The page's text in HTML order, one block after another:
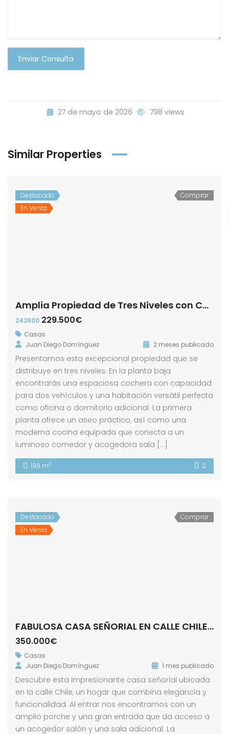
Enviar Consulta
27 de mayo de 2026 798 views
Similar Properties
Destacado
En Venta
Comprar
Amplia Propiedad de Tres Niveles con Cochera y Patio en calle Luis Daoiz!
242800 229.500€
Casas
Juan Diego Domínguez
2 meses publicado
Presentamos esta excepcional propiedad que se
distribuye en tres niveles. En la planta baja
encontrarás una espaciosa cochera con capacidad
para dos vehículos y una habitación versátil perfecta
como oficina o dormitorio adicional. La primera
planta ofrece un aseo práctico, así como una
moderna cocina equipada que conecta a un
luminoso comedor y acogedora sala […]
199 m2 2
Destacado
En Venta
Comprar
FABULOSA CASA SEÑORIAL EN CALLE CHILE! ZONA ALAMEDA.
350.000€
Casas
Juan Diego Domínguez
1 mes publicado
Descubre esta impresionante casa señorial ubicada
en la calle Chile, un hogar que combina elegancia y
funcionalidad. Al entrar nos encontramos con un
amplio porche y una gran entrada que da acceso a
un acogedor salón y una sala adicional. La